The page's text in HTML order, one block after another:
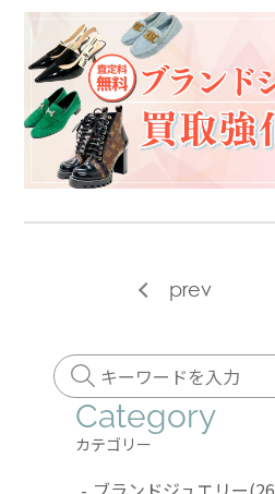
prev
Category
カテゴリー